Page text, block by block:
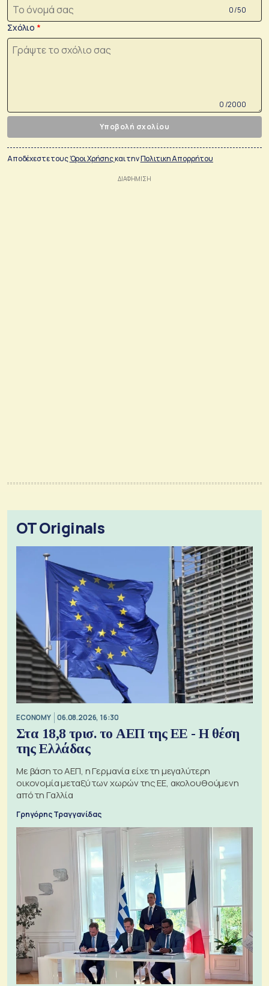
0 /50
Σχόλιο
0 /2000
Υποβολή σχολίου
Αποδέχεστε τουςΌροι Χρήσηςκαι τηνΠολιτικη Απορρήτου
OT Originals
ECONOMY 06.08.2026, 16:30
Στα 18,8 τρισ. το ΑΕΠ της ΕΕ - Η θέση
της Ελλάδας
Με βάση το ΑΕΠ, η Γερμανία είχε τη μεγαλύτερη
οικονομία μεταξύ των χωρών της ΕΕ, ακολουθούμενη
από τη Γαλλία
Γρηγόρης Τραγγανίδας